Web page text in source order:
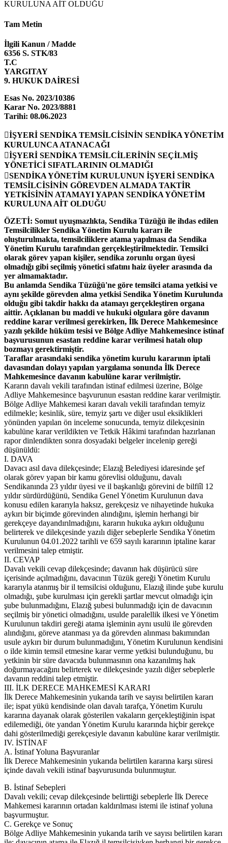
KURULUNA AİT OLDUĞU
Tam Metin
İlgili Kanun / Madde
6356 S. STK/83
T.C
YARGITAY
9. HUKUK DAİRESİ
Esas No. 2023/10386
Karar No. 2023/8881
Tarihi: 08.06.2023
İŞYERİ SENDİKA TEMSİLCİSİNİN SENDİKA YÖNETİM
KURULUNCA ATANACAĞI
İŞYERİ SENDİKA TEMSİLCİLERİNİN SEÇİLMİŞ
YÖNETİCİ SIFATLARININ OLMADIĞI
SENDİKA YÖNETİM KURULUNUN İŞYERİ SENDİKA
TEMSİLCİSİNİN GÖREVDEN ALMADA TAKTİR
YETKİSİNİN ATAMAYI YAPAN SENDİKA YÖNETİM
KURULUNA AİT OLDUĞU
ÖZETİ: Somut uyuşmazlıkta, Sendika Tüzüğü ile ihdas edilen
Temsilcilikler Sendika Yönetim Kurulu kararı ile
oluşturulmakta, temsilciliklere atama yapılması da Sendika
Yönetim Kurulu tarafından gerçekleştirilmektedir. Temsilci
olarak görev yapan kişiler, sendika zorunlu organ üyesi
olmadığı gibi seçilmiş yönetici sıfatını haiz üyeler arasında da
yer almamaktadır.
Bu anlamda Sendika Tüzüğü'ne göre temsilci atama yetkisi ve
aynı şekilde görevden alma yetkisi Sendika Yönetim Kurulunda
olduğu gibi takdir hakkı da atamayı gerçekleştiren organa
aittir. Açıklanan bu maddi ve hukuki olgulara göre davanın
reddine karar verilmesi gerekirken, İlk Derece Mahkemesince
yazılı şekilde hüküm tesisi ve Bölge Adliye Mahkemesince istinaf
başvurusunun esastan reddine karar verilmesi hatalı olup
bozmayı gerektirmiştir.
Taraflar arasındaki sendika yönetim kurulu kararının iptali
davasından dolayı yapılan yargılama sonunda İlk Derece
Mahkemesince davanın kabulüne karar verilmiştir.
Kararın davalı vekili tarafından istinaf edilmesi üzerine, Bölge
Adliye Mahkemesince başvurunun esastan reddine karar verilmiştir.
Bölge Adliye Mahkemesi kararı davalı vekili tarafından temyiz
edilmekle; kesinlik, süre, temyiz şartı ve diğer usul eksiklikleri
yönünden yapılan ön inceleme sonucunda, temyiz dilekçesinin
kabulüne karar verildikten ve Tetkik Hâkimi tarafından hazırlanan
rapor dinlendikten sonra dosyadaki belgeler incelenip gereği
düşünüldü:
I. DAVA
Davacı asıl dava dilekçesinde; Elazığ Belediyesi idaresinde şef
olarak görev yapan bir kamu görevlisi olduğunu, davalı
Sendikanında 23 yıldır üyesi ve il başkanlığı görevini de bilfiîl 12
yıldır sürdürdüğünü, Sendika Genel Yönetim Kurulunun dava
konusu edilen kararıyla haksız, gerekçesiz ve nihayetinde hukuka
aykırı bir biçimde görevinden alındığını, işlemin herhangi bir
gerekçeye dayandırılmadığını, kararın hukuka aykırı olduğunu
belirterek ve dilekçesinde yazılı diğer sebeplerle Sendika Yönetim
Kurulunun 04.01.2022 tarihli ve 659 sayılı kararının iptaline karar
verilmesini talep etmiştir.
II. CEVAP
Davalı vekili cevap dilekçesinde; davanın hak düşürücü süre
içerisinde açılmadığını, davacının Tüzük gereği Yönetim Kurulu
kararıyla atanmış bir il temsilcisi olduğunu, Elazığ ilinde şube kurulu
olmadığı, şube kurulması için gerekli şartlar mevcut olmadığı için
şube bulunmadığını, Elazığ şubesi bulunmadığı için de davacının
seçilmiş bir yönetici olmadığını, usulde paralellik ilkesi ve Yönetim
Kurulunun takdiri gereği atama işleminin aynı usulü ile görevden
alındığını, göreve atanması ya da görevden alınması bakımından
usule aykırı bir durum bulunmadığını, Yönetim Kurulunun kendisini
o ilde kimin temsil etmesine karar verme yetkisi bulunduğunu, bu
yetkinin bir süre davacıda bulunmasının ona kazanılmış hak
doğurmayacağını belirterek ve dilekçesinde yazılı diğer sebeplerle
davanın reddini talep etmiştir.
III. İLK DERECE MAHKEMESİ KARARI
İlk Derece Mahkemesinin yukarıda tarih ve sayısı belirtilen kararı
ile; ispat yükü kendisinde olan davalı tarafça, Yönetim Kurulu
kararına dayanak olarak gösterilen vakaların gerçekleştiğinin ispat
edilemediği, öte yandan Yönetim Kurulu kararında hiçbir gerekçe
dahi gösterilmediği gerekçesiyle davanın kabulüne karar verilmiştir.
IV. İSTİNAF
A. İstinaf Yoluna Başvuranlar
İlk Derece Mahkemesinin yukarıda belirtilen kararına karşı süresi
içinde davalı vekili istinaf başvurusunda bulunmuştur.
B. İstinaf Sebepleri
Davalı vekili; cevap dilekçesinde belirttiği sebeplerle İlk Derece
Mahkemesi kararının ortadan kaldırılması istemi ile istinaf yoluna
başvurmuştur.
C. Gerekçe ve Sonuç
Bölge Adliye Mahkemesinin yukarıda tarih ve sayısı belirtilen kararı